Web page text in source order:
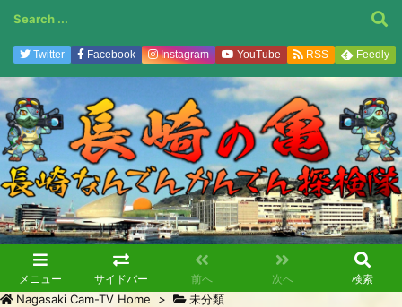
メニュー サイドバー 前へ 次へ 検索
Twitter Facebook Instagram YouTube RSS Feedly
Nagasaki Cam-TV Home > 未分類